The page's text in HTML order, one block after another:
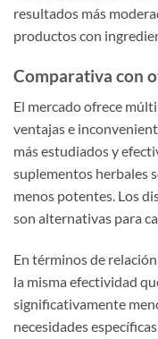
resultados más
productos con
Comparativa con
El mercado ofrece
ventajas e
más estudiados y
suplementos herbales
menos potentes. Los
son alternativas para
En términos de
la misma efectividad
significativamente
necesidades